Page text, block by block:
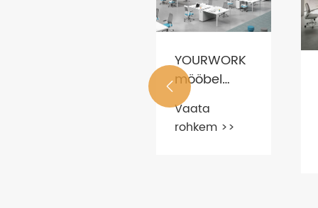
YOURWORK
mööbel
räägib teile
kontorimööbli
trendidest?
Vaata
rohkem >>
